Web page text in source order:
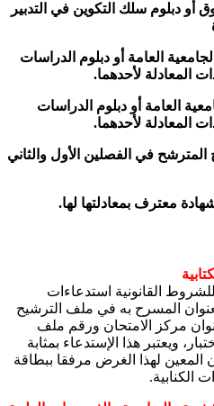
أو دبلوم سلك التكوين في التدبير
العامة أو دبلوم الدراسات
المعادلة لأحدهما.
العامة أو دبلوم الدراسات
المعادلة لأحدهما.
المترشح في الفصلين الأول والثاني
معترف بمعادلتها لها.
القانونية استدعاءات
المسرح به في ملف الترشيح
مركز الامتحان ورقم ملف
ويعتبر هذا الإستدعاء بمثابة
المعين لهذا الغرض مرفقا ببطاقة
الكنابية.